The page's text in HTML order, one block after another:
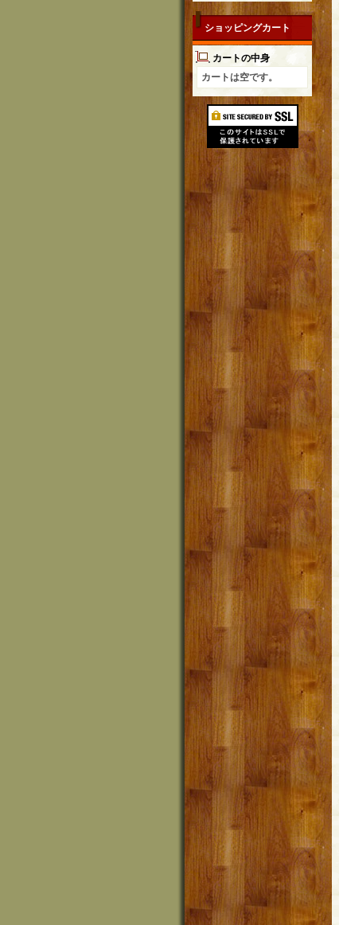
ショッピングカート
カートの中身
カートは空です。